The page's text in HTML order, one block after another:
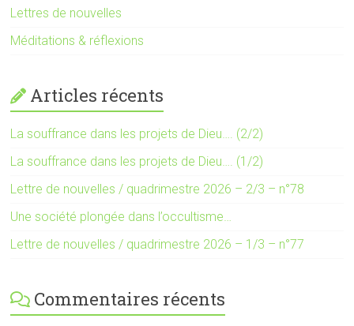
Lettres de nouvelles
Méditations & réflexions
Articles récents
La souffrance dans les projets de Dieu…. (2/2)
La souffrance dans les projets de Dieu…. (1/2)
Lettre de nouvelles / quadrimestre 2026 – 2/3 – n°78
Une société plongée dans l’occultisme…
Lettre de nouvelles / quadrimestre 2026 – 1/3 – n°77
Commentaires récents